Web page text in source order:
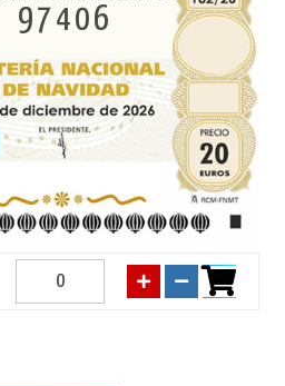
97406